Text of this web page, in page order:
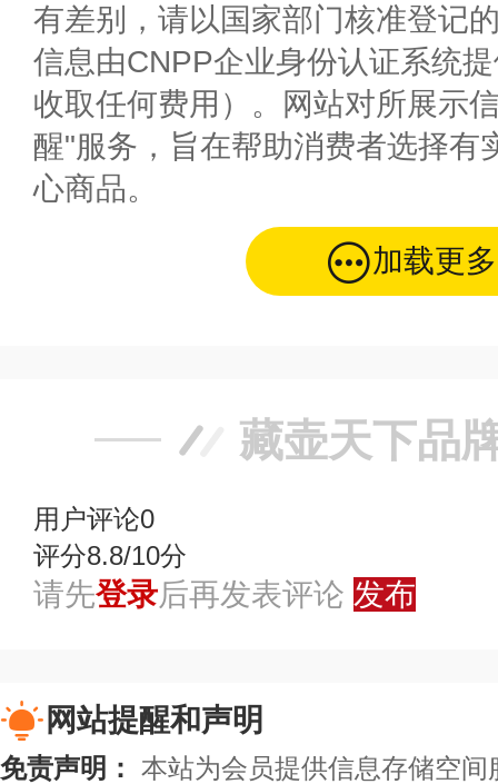
有差别，请以国家部门核准登记
信息由CNPP企业身份认证系统
收取任何费用）。网站对所展示
醒"服务，旨在帮助消费者选择有
心商品。
加载更多
藏壶天下品
用户评论0
评分8.8/10分
请先登录后再发表评论 发布
网站提醒和声明
免责声明： 本站为会员提供信息存储空